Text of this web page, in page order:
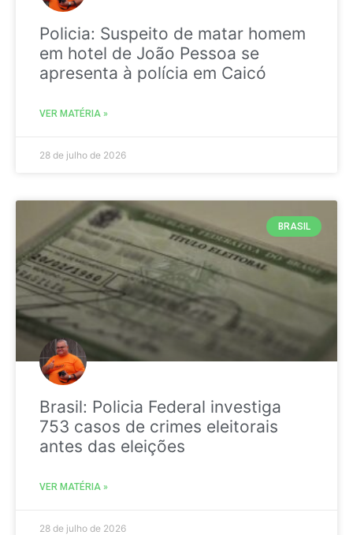
Policia: Suspeito de matar homem
em hotel de João Pessoa se
apresenta à polícia em Caicó
VER MATÉRIA »
28 de julho de 2026
BRASIL
Brasil: Policia Federal investiga
753 casos de crimes eleitorais
antes das eleições
VER MATÉRIA »
28 de julho de 2026